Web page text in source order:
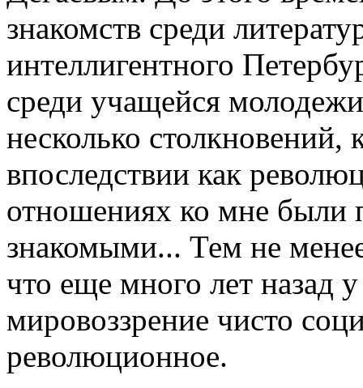
знакомств среди
интеллигентного
среди учащейся
несколько столкновений,
впоследствии как
отношениях ко мне были
знакомыми... Тем не
что еще много лет назад
мировоззрение чисто
революционное.